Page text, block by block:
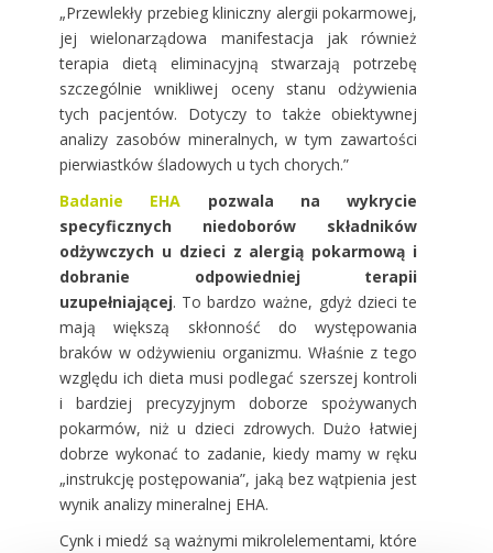
„Przewlekły przebieg kliniczny alergii pokarmowej,
jej wielonarządowa manifestacja jak również
terapia dietą eliminacyjną stwarzają potrzebę
szczególnie wnikliwej oceny stanu odżywienia
tych pacjentów. Dotyczy to także obiektywnej
analizy zasobów mineralnych, w tym zawartości
pierwiastków śladowych u tych chorych.”
Badanie EHA pozwala na wykrycie
specyficznych niedoborów składników
odżywczych u dzieci z alergią pokarmową i
dobranie odpowiedniej terapii
uzupełniającej. To bardzo ważne, gdyż dzieci te
mają większą skłonność do występowania
braków w odżywieniu organizmu. Właśnie z tego
względu ich dieta musi podlegać szerszej kontroli
i bardziej precyzyjnym doborze spożywanych
pokarmów, niż u dzieci zdrowych. Dużo łatwiej
dobrze wykonać to zadanie, kiedy mamy w ręku
„instrukcję postępowania”, jaką bez wątpienia jest
wynik analizy mineralnej EHA.
Cynk i miedź są ważnymi mikrolelementami, które